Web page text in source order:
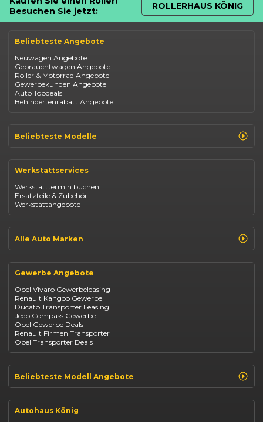
Besuchen Sie jetzt:
ROLLERHAUS KÖNIG
Beliebteste Angebote
Neuwagen Angebote
Gebrauchtwagen Angebote
Roller & Motorrad Angebote
Gewerbekunden Angebote
Auto Topdeals
Behindertenrabatt Angebote
Beliebteste Modelle
Opel Corsa
Fiat 500
Dacia Duster
Dacia Sandero
Jeep Compass
Suzuki Vitara
Suzuki Swift
BYD Seal
Mazda CX-30
Citroen C4
Werkstattservices
Werkstatttermin buchen
Ersatzteile & Zubehör
Werkstattangebote
Alle Auto Marken
Opel
Fiat
Jeep
Suzuki
BYD
Kia
Mazda
Citroën
Abarth
Fiat Professional
Gewerbe Angebote
Opel Vivaro Gewerbeleasing
Renault Kangoo Gewerbe
Ducato Transporter Leasing
Jeep Compass Gewerbe
Opel Gewerbe Deals
Renault Firmen Transporter
Opel Transporter Deals
Beliebteste Modell Angebote
Renault Arkana Leasing
Renault Captur Leasing
Autohaus König